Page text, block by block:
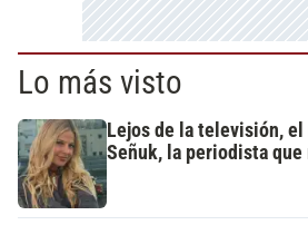
Lo más visto
Lejos de la televisión,
Señuk, la periodista que